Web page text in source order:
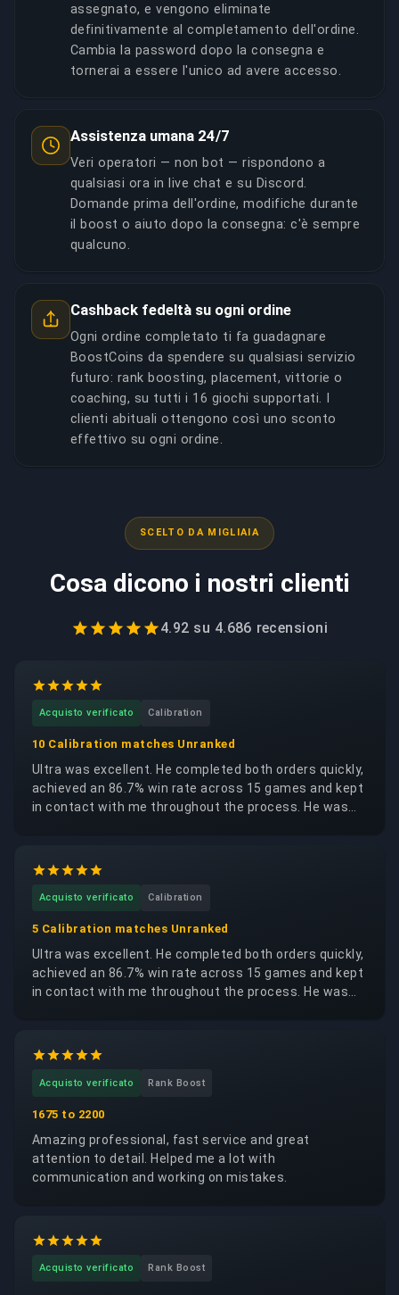
assegnato, e vengono eliminate
definitivamente al completamento dell'ordine.
Cambia la password dopo la consegna e
tornerai a essere l'unico ad avere accesso.
Assistenza umana 24/7
Veri operatori — non bot — rispondono a
qualsiasi ora in live chat e su Discord.
Domande prima dell'ordine, modifiche durante
il boost o aiuto dopo la consegna: c'è sempre
qualcuno.
Cashback fedeltà su ogni ordine
Ogni ordine completato ti fa guadagnare
BoostCoins da spendere su qualsiasi servizio
futuro: rank boosting, placement, vittorie o
coaching, su tutti i 16 giochi supportati. I
clienti abituali ottengono così uno sconto
effettivo su ogni ordine.
SCELTO DA MIGLIAIA
Cosa dicono i nostri clienti
4.92 su 4.686 recensioni
Acquisto verificato Calibration
10 Calibration matches Unranked
Ultra was excellent. He completed both orders quickly,
achieved an 86.7% win rate across 15 games and kept
in contact with me throughout the process. He was
Acquisto verificato Calibration
5 Calibration matches Unranked
Ultra was excellent. He completed both orders quickly,
achieved an 86.7% win rate across 15 games and kept
in contact with me throughout the process. He was
Acquisto verificato Rank Boost
1675 to 2200
Amazing professional, fast service and great
attention to detail. Helped me a lot with
communication and working on mistakes.
Acquisto verificato Rank Boost